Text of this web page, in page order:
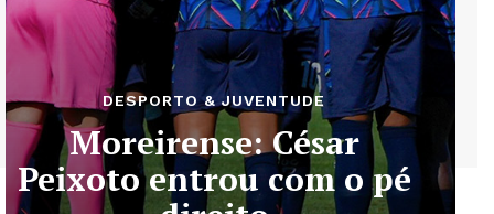
DESPORTO & JUVENTUDE
Moreirense: César
Peixoto entrou com o pé